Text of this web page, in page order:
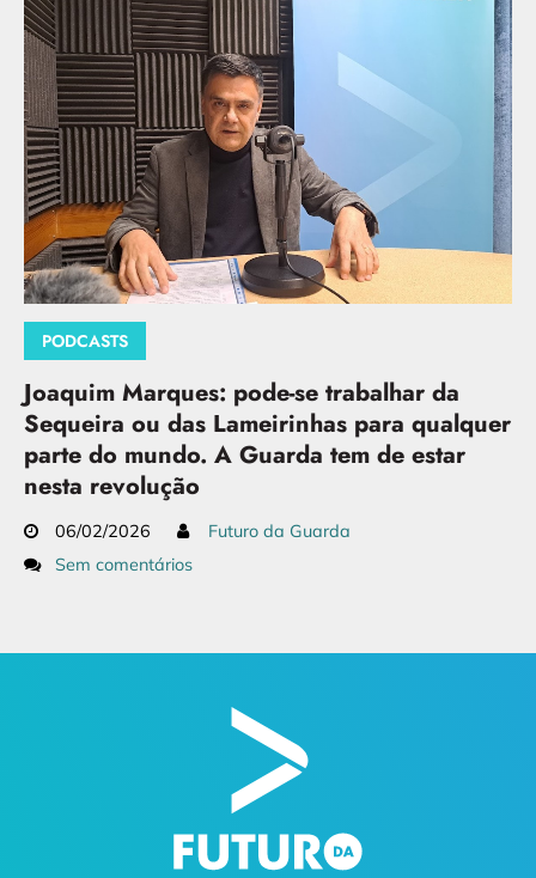
PODCASTS
Joaquim Marques: pode-se trabalhar da
Sequeira ou das Lameirinhas para qualquer
parte do mundo. A Guarda tem de estar
nesta revolução
06/02/2026
Futuro da Guarda
Sem comentários